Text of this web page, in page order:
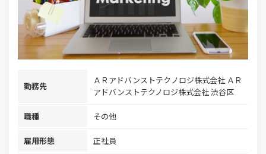
勤務先
ＡＲアドバンストテクノロジ株式会社 ＡＲ
アドバンストテクノロジ株式会社 渋谷区
職種 その他
雇用形態 正社員